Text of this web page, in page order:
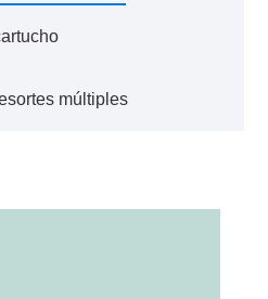
múltiples